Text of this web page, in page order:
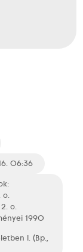
06:36
o.
o.